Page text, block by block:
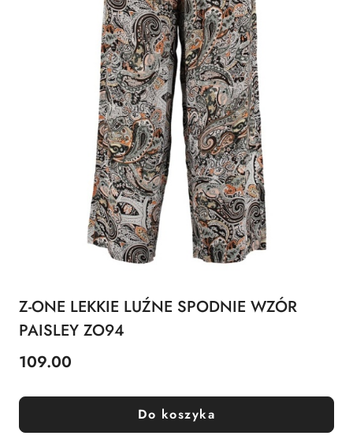
Z-ONE LEKKIE LUŹNE SPODNIE WZÓR
PAISLEY ZO94
Cena:
109.00
Do koszyka